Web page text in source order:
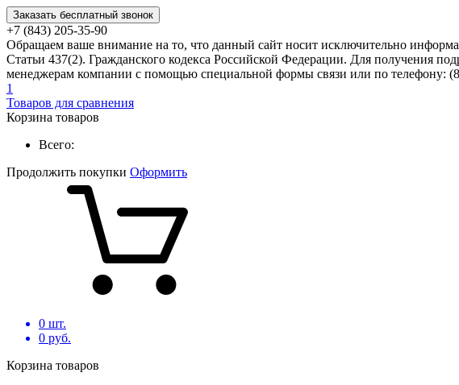
Заказать бесплатный звонок
+7 (843) 205-35-90
Обращаем ваше внимание на то, что данный сайт носит исключительно
Статьи 437(2). Гражданского кодекса Российской Федерации. Для получения
менеджерам компании с помощью специальной формы связи или по телефону:
1
Товаров для сравнения
Корзина товаров
Всего:
Продолжить покупки Оформить
0 шт.
0 руб.
Корзина товаров